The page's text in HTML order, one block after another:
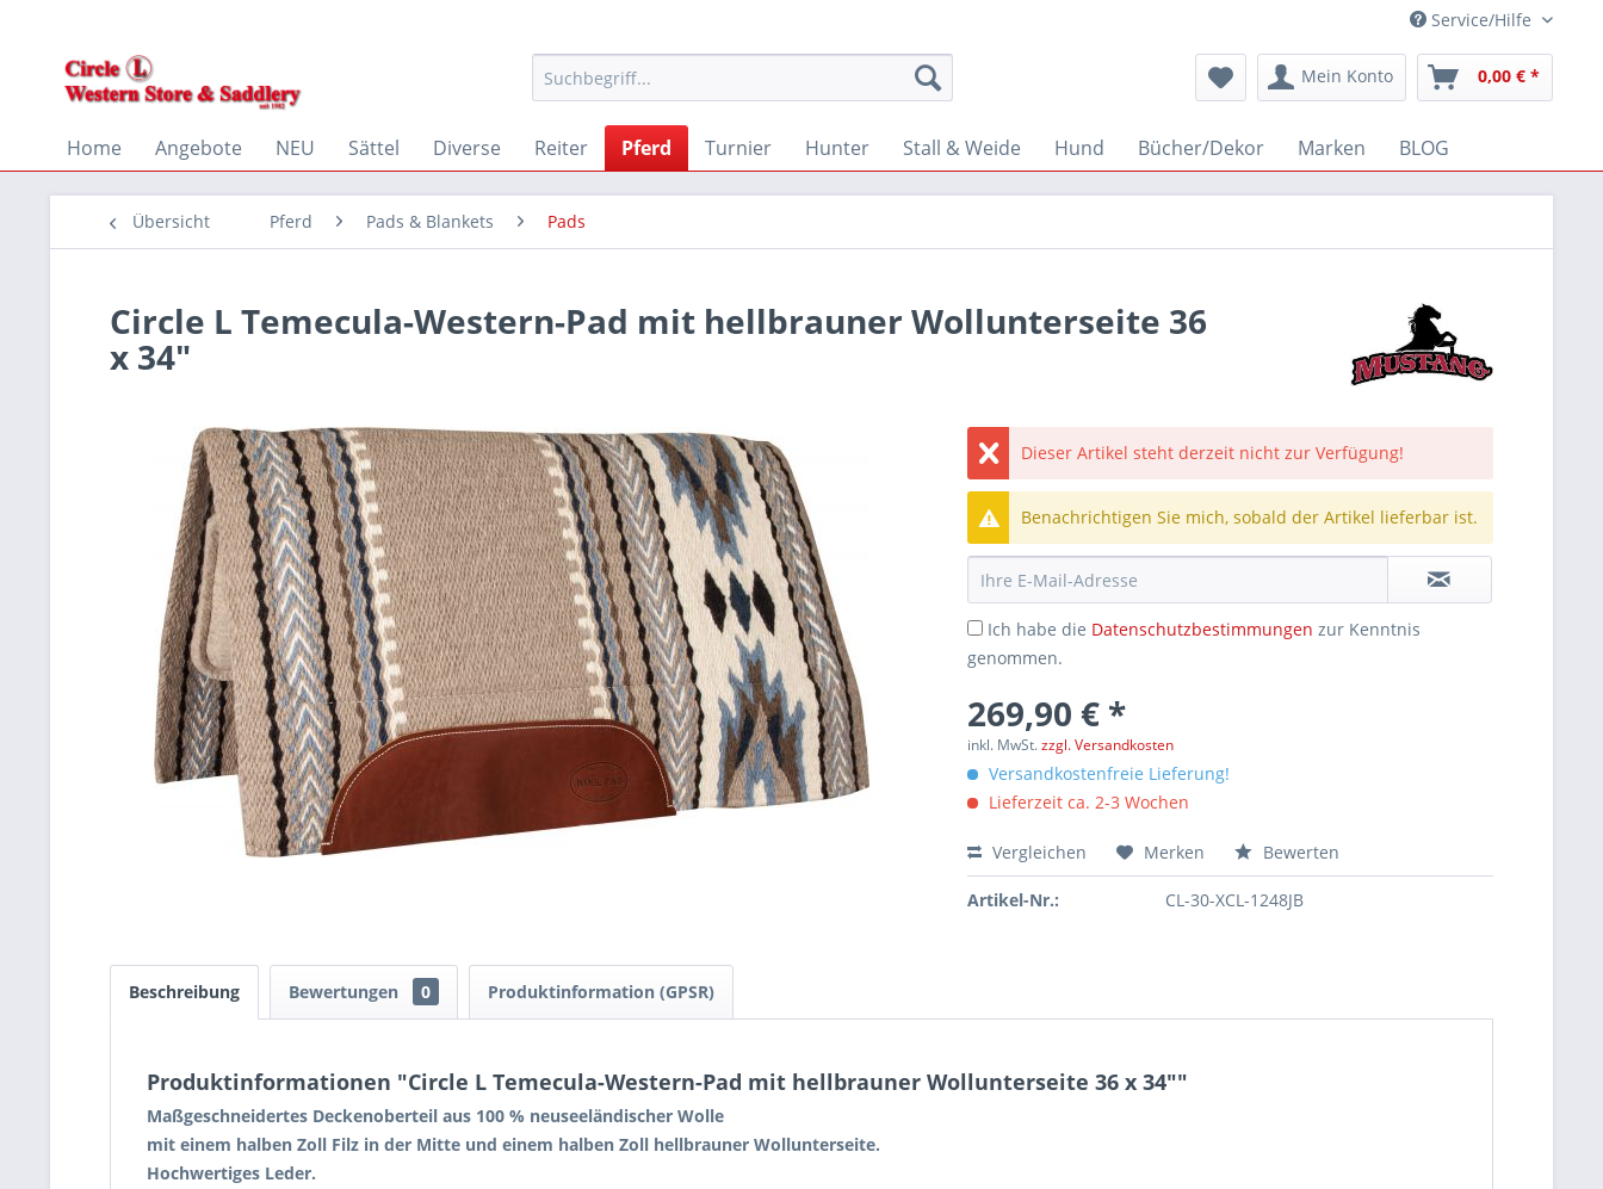
Service/Hilfe
Mein Konto 0,00 € *
Home Angebote NEU Sättel Diverse Reiter Pferd Turnier Hunter Stall & Weide Hund Bücher/Dekor Marken BLOG
Übersicht Pferd Pads & Blankets Pads
Circle L Temecula-Western-Pad mit hellbrauner Wollunterseite 36
x 34"
Dieser Artikel steht derzeit nicht zur Verfügung!
Benachrichtigen Sie mich, sobald der Artikel lieferbar ist.
Ich habe die Datenschutzbestimmungen zur Kenntnis
genommen.
269,90 € *
inkl. MwSt.zzgl. Versandkosten
Versandkostenfreie Lieferung!
Lieferzeit ca. 2-3 Wochen
Vergleichen Merken Bewerten
Artikel-Nr.: CL-30-XCL-1248JB
Beschreibung Bewertungen 0 Produktinformation (GPSR)
Produktinformationen "Circle L Temecula-Western-Pad mit hellbrauner Wollunterseite 36 x 34""
Maßgeschneidertes Deckenoberteil aus 100 % neuseeländischer Wolle
mit einem halben Zoll Filz in der Mitte und einem halben Zoll hellbrauner Wollunterseite.
Hochwertiges Leder.